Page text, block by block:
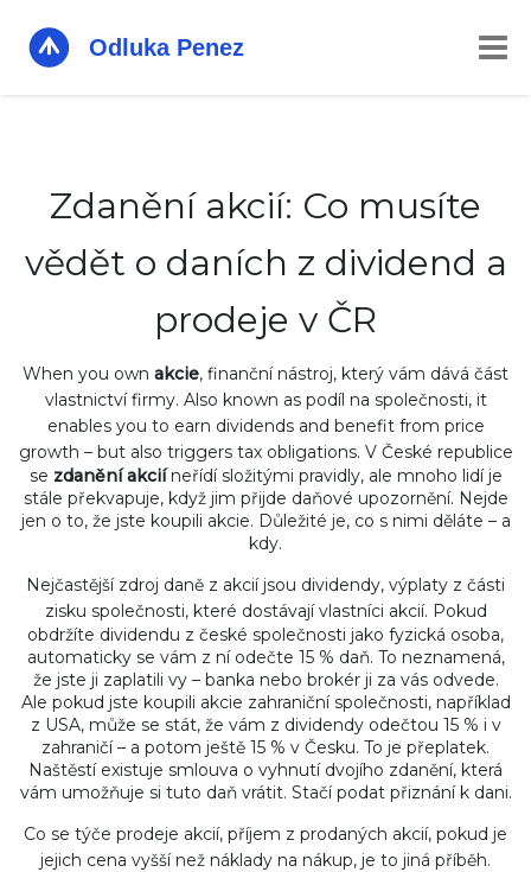
Zdanění akcií: Co musíte
vědět o daních z dividend a
prodeje v ČR
When you own akcie, finanční nástroj, který vám dává část
vlastnictví firmy. Also known as podíl na společnosti, it
enables you to earn dividends and benefit from price
growth – but also triggers tax obligations. V České republice
se zdanění akciíneřídí složitými pravidly, ale mnoho lidí je
stále překvapuje, když jim přijde daňové upozornění. Nejde
jen o to, že jste koupili akcie. Důležité je, co s nimi děláte – a
kdy.
Nejčastější zdroj daně z akcií jsou dividendy, výplaty z části
zisku společnosti, které dostávají vlastníci akcií. Pokud
obdržíte dividendu z české společnosti jako fyzická osoba,
automaticky se vám z ní odečte 15 % daň. To neznamená,
že jste ji zaplatili vy – banka nebo brokér ji za vás odvede.
Ale pokud jste koupili akcie zahraniční společnosti, například
z USA, může se stát, že vám z dividendy odečtou 15 % i v
zahraničí – a potom ještě 15 % v Česku. To je přeplatek.
Naštěstí existuje smlouva o vyhnutí dvojího zdanění, která
vám umožňuje si tuto daň vrátit. Stačí podat přiznání k dani.
Co se týče prodeje akcií, příjem z prodaných akcií, pokud je
jejich cena vyšší než náklady na nákup, je to jiná příběh.